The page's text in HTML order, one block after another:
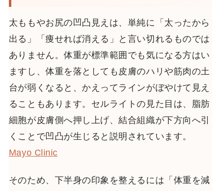
太ももやお尻の凹凸見えは、単純に「太ったから
出る」「痩せれば消える」と言い切れるものでは
ありません。体重が標準範囲でも気になる方はい
ますし、体重を落としても皮膚のハリや筋肉の土
台が弱くなると、かえってラインがぼやけて見え
ることもあります。セルライトの見た目は、脂肪
細胞が皮膚側へ押し上げ、結合組織が下方向へ引
くことで凹凸が生じると説明されています。
Mayo Clinic
そのため、下半身の印象を整えるには「体重を減